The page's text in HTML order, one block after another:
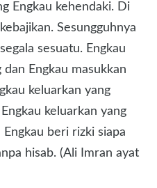
Engkau kehendaki. Di
Sesungguhnya
sesuatu. Engkau
Engkau masukkan
keluarkan yang
keluarkan yang
beri rizki siapa
hisab. (Ali Imran ayat